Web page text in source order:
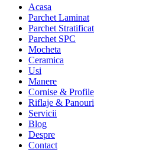
Acasa
Parchet Laminat
Parchet Stratificat
Parchet SPC
Mocheta
Ceramica
Usi
Manere
Cornise & Profile
Riflaje & Panouri
Servicii
Blog
Despre
Contact